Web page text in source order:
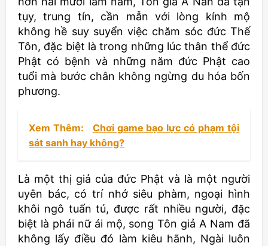
tụy, trung tín, cần mẫn với lòng kính mộ
không hề suy suyển việc chăm sóc đức Thế
Tôn, đặc biệt là trong những lúc thân thể đức
Phật có bệnh và những năm đức Phật cao
tuổi mà bước chân không ngừng du hóa bốn
phương.
Xem Thêm:
Chơi game bạo lực có phạm tội
sát sanh hay không?
Là một thị giả của đức Phật và là một người
uyên bác, có trí nhớ siêu phàm, ngoại hình
khôi ngô tuấn tú, được rất nhiều người, đặc
biệt là phái nữ ái mộ, song Tôn giả A Nam đã
không lấy điều đó làm kiêu hãnh, Ngài luôn